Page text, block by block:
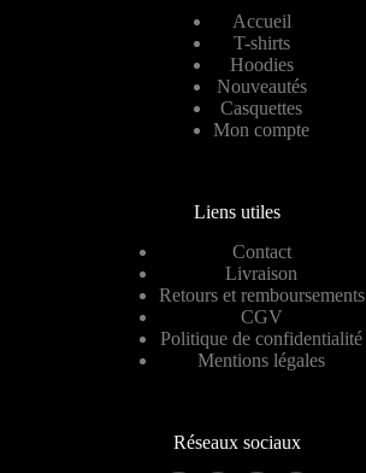
Accueil
T-shirts
Hoodies
Nouveautés
Casquettes
Mon compte
Liens utiles
Contact
Livraison
Retours et remboursements
CGV
Politique de confidentialité
Mentions légales
Réseaux sociaux